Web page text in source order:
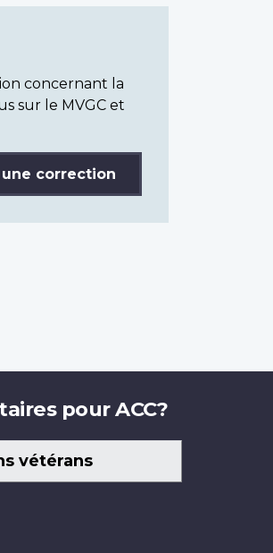
concernant la
sur le MVGC et
correction
pour ACC?
vétérans